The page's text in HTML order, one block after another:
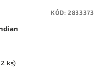
ks)
KÓD:2833373